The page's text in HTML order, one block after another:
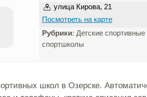
улица Кирова, 21
Посмотреть на карте
Рубрики: Детские спортивные
спортшколы
школ в Озерске.